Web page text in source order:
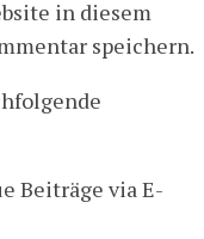
in diesem
speichern.
Beiträge via E-